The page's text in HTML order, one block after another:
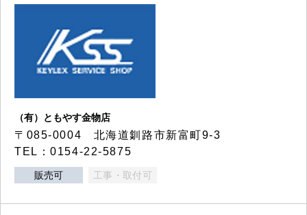
（有）ともやす金物店
〒085-0004 北海道釧路市新富町9-3
TEL：0154-22-5875
販売可 工事・取付可